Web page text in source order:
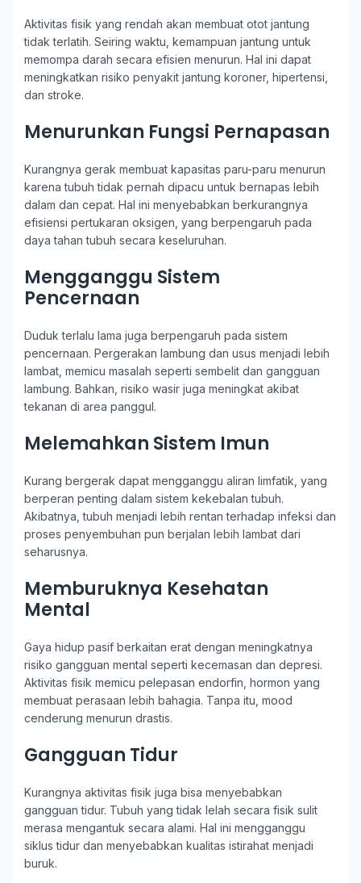
Aktivitas fisik yang rendah akan membuat otot jantung
tidak terlatih. Seiring waktu, kemampuan jantung untuk
memompa darah secara efisien menurun. Hal ini dapat
meningkatkan risiko penyakit jantung koroner, hipertensi,
dan stroke.
Menurunkan Fungsi Pernapasan
Kurangnya gerak membuat kapasitas paru-paru menurun
karena tubuh tidak pernah dipacu untuk bernapas lebih
dalam dan cepat. Hal ini menyebabkan berkurangnya
efisiensi pertukaran oksigen, yang berpengaruh pada
daya tahan tubuh secara keseluruhan.
Mengganggu Sistem
Pencernaan
Duduk terlalu lama juga berpengaruh pada sistem
pencernaan. Pergerakan lambung dan usus menjadi lebih
lambat, memicu masalah seperti sembelit dan gangguan
lambung. Bahkan, risiko wasir juga meningkat akibat
tekanan di area panggul.
Melemahkan Sistem Imun
Kurang bergerak dapat mengganggu aliran limfatik, yang
berperan penting dalam sistem kekebalan tubuh.
Akibatnya, tubuh menjadi lebih rentan terhadap infeksi dan
proses penyembuhan pun berjalan lebih lambat dari
seharusnya.
Memburuknya Kesehatan
Mental
Gaya hidup pasif berkaitan erat dengan meningkatnya
risiko gangguan mental seperti kecemasan dan depresi.
Aktivitas fisik memicu pelepasan endorfin, hormon yang
membuat perasaan lebih bahagia. Tanpa itu, mood
cenderung menurun drastis.
Gangguan Tidur
Kurangnya aktivitas fisik juga bisa menyebabkan
gangguan tidur. Tubuh yang tidak lelah secara fisik sulit
merasa mengantuk secara alami. Hal ini mengganggu
siklus tidur dan menyebabkan kualitas istirahat menjadi
buruk.